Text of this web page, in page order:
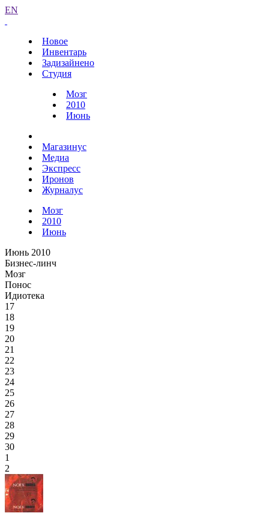
EN
Новое
Инвентарь
Задизайнено
Студия
Мозг
2010
Июнь
Магазинус
Медиа
Экспресс
Иронов
Журналус
Мозг
2010
Июнь
Июнь 2010
Бизнес-линч
Мозг
Понос
Идиотека
17
18
19
20
21
22
23
24
25
26
27
28
29
30
1
2